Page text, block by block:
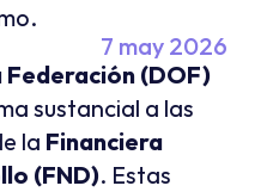
7 may 2026
(DOF)
sustancial a las
la Financiera
(FND). Estas